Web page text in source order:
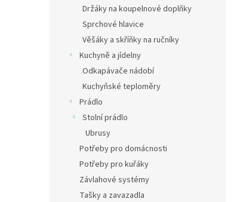
Držáky na koupelnové doplňky
Sprchové hlavice
Věšáky a skříňky na ručníky
Kuchyně a jídelny
Odkapávače nádobí
Kuchyňské teploměry
Prádlo
Stolní prádlo
Ubrusy
Potřeby pro domácnosti
Potřeby pro kuřáky
Závlahové systémy
Tašky a zavazadla